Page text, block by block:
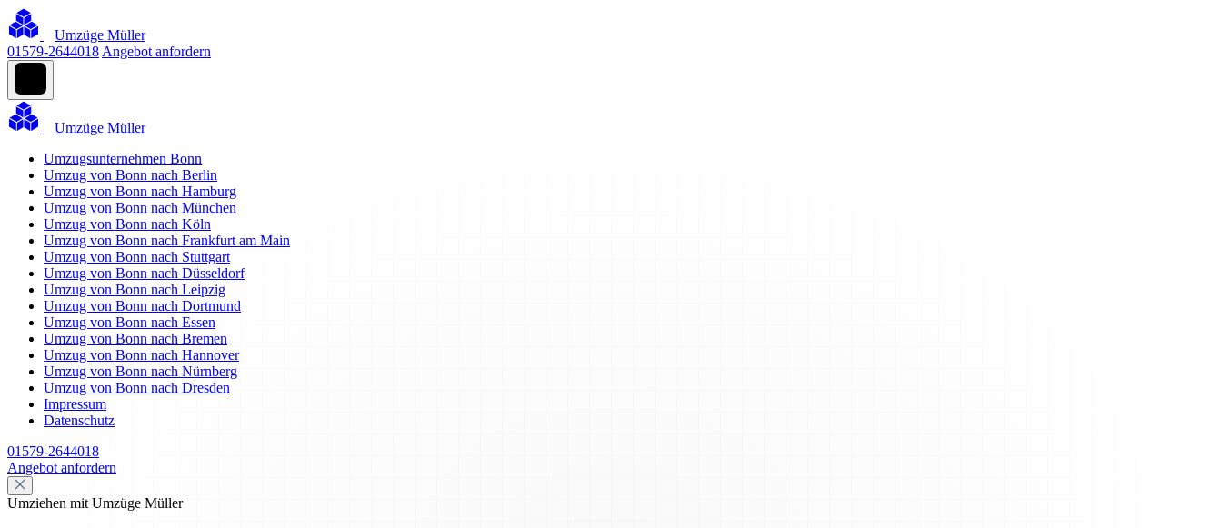
Umzüge Müller
01579-2644018 Angebot anfordern
Umzüge Müller
Umzugsunternehmen Bonn
Umzug von Bonn nach Berlin
Umzug von Bonn nach Hamburg
Umzug von Bonn nach München
Umzug von Bonn nach Köln
Umzug von Bonn nach Frankfurt am Main
Umzug von Bonn nach Stuttgart
Umzug von Bonn nach Düsseldorf
Umzug von Bonn nach Leipzig
Umzug von Bonn nach Dortmund
Umzug von Bonn nach Essen
Umzug von Bonn nach Bremen
Umzug von Bonn nach Hannover
Umzug von Bonn nach Nürnberg
Umzug von Bonn nach Dresden
Impressum
Datenschutz
01579-2644018
Angebot anfordern
Umziehen mit Umzüge Müller